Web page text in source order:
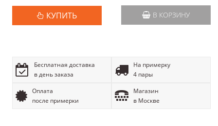
КУПИТЬ В КОРЗИНУ
Бесплатная доставка
в день заказа
На примерку
4 пары
Оплата
после примерки
Магазин
в Москве